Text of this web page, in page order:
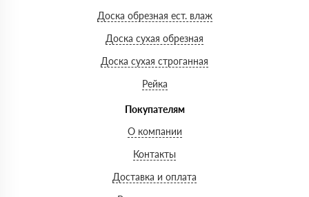
Доска обрезная ест. влаж
Доска сухая обрезная
Доска сухая строганная
Рейка
Покупателям
О компании
Контакты
Доставка и оплата